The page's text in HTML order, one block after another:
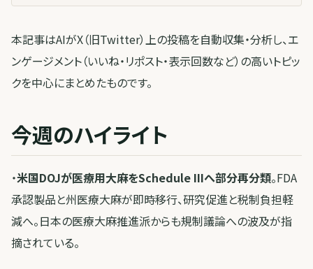
本記事はAIがX（旧Twitter）上の投稿を自動収集・分析し、エ
ンゲージメント（いいね・リポスト・表示回数など）の高いトピッ
クを中心にまとめたものです。
今週のハイライト
・米国DOJが医療用大麻をSchedule IIIへ部分再分類。FDA
承認製品と州医療大麻が即時移行、研究促進と税制負担軽
減へ。日本の医療大麻推進派からも規制議論への波及が指
摘されている。